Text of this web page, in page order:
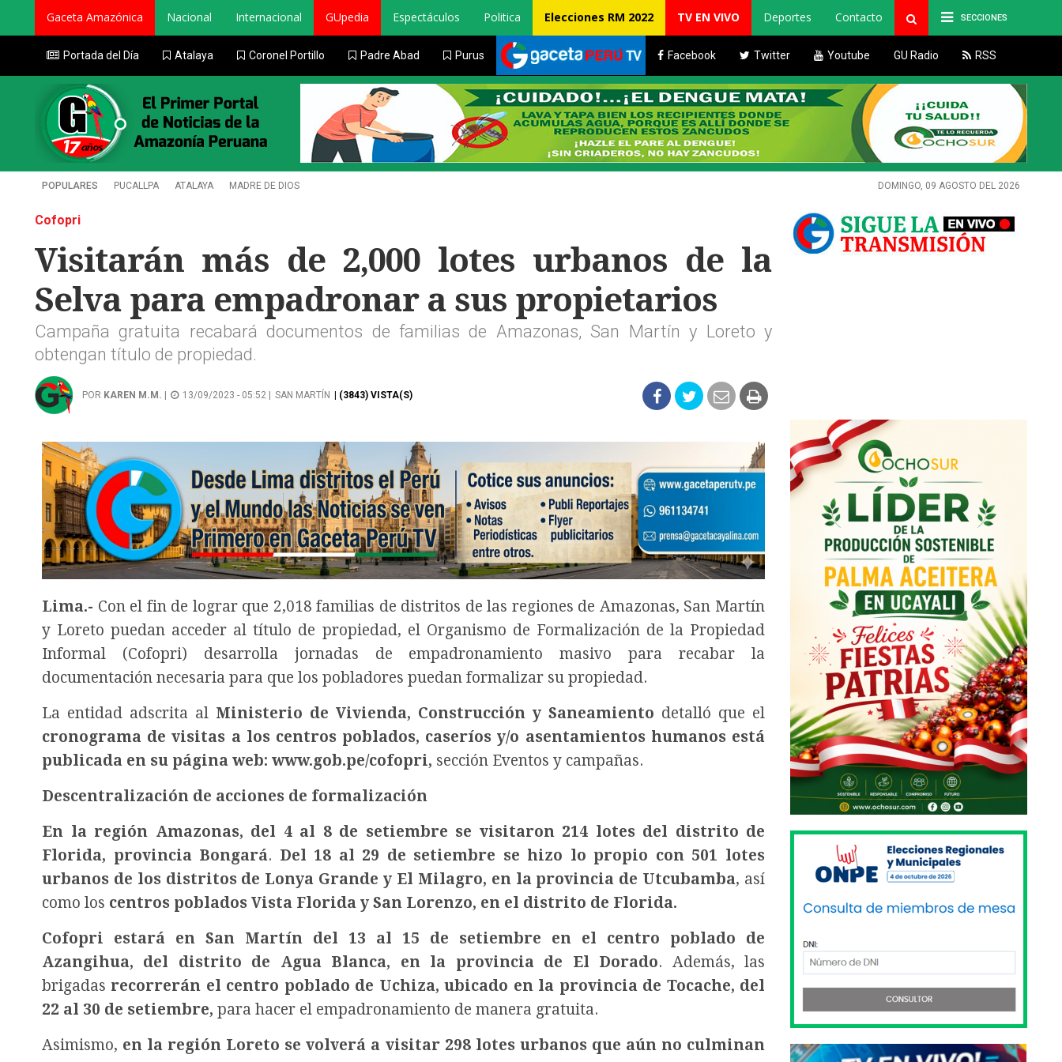
SECCIONES
Gaceta Amazónica Nacional Internacional GUpedia Espectáculos Politica Elecciones RM 2022 TV EN VIVO Deportes Contacto
Portada del Día Atalaya Coronel Portillo Padre Abad Purus Facebook Twitter Youtube GU Radio RSS
POPULARES PUCALLPA ATALAYA MADRE DE DIOS DOMINGO, 09 AGOSTO DEL 2026
Cofopri
Visitarán más de 2,000 lotes urbanos de la
Selva para empadronar a sus propietarios
Campaña gratuita recabará documentos de familias de Amazonas, San Martín y Loreto y
obtengan título de propiedad.
POR KAREN M.M. 13/09/2023 - 05:52 | SAN MARTÍN | (3843) VISTA(S)
Lima.- Con el fin de lograr que 2,018 familias de distritos de las regiones de Amazonas, San Martín
y Loreto puedan acceder al título de propiedad, el Organismo de Formalización de la Propiedad
Informal (Cofopri) desarrolla jornadas de empadronamiento masivo para recabar la
documentación necesaria para que los pobladores puedan formalizar su propiedad.
La entidad adscrita al Ministerio de Vivienda, Construcción y Saneamiento detalló que el
cronograma de visitas a los centros poblados, caseríos y/o asentamientos humanos está
publicada en su página web: www.gob.pe/cofopri, sección Eventos y campañas.
Descentralización de acciones de formalización
En la región Amazonas, del 4 al 8 de setiembre se visitaron 214 lotes del distrito de
Florida, provincia Bongará. Del 18 al 29 de setiembre se hizo lo propio con 501 lotes
urbanos de los distritos de Lonya Grande y El Milagro, en la provincia de Utcubamba, así
como los centros poblados Vista Florida y San Lorenzo, en el distrito de Florida.
Cofopri estará en San Martín del 13 al 15 de setiembre en el centro poblado de
Azangihua, del distrito de Agua Blanca, en la provincia de El Dorado. Además, las
brigadas recorrerán el centro poblado de Uchiza, ubicado en la provincia de Tocache, del
22 al 30 de setiembre, para hacer el empadronamiento de manera gratuita.
Asimismo, en la región Loreto se volverá a visitar 298 lotes urbanos que aún no culminan